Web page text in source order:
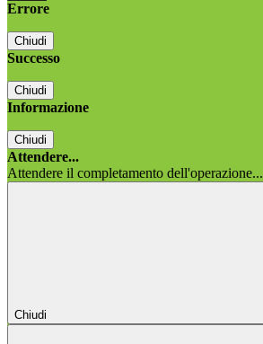
Errore
Chiudi
Successo
Chiudi
Informazione
Chiudi
Attendere...
Attendere il completamento dell'operazione...
Chiudi